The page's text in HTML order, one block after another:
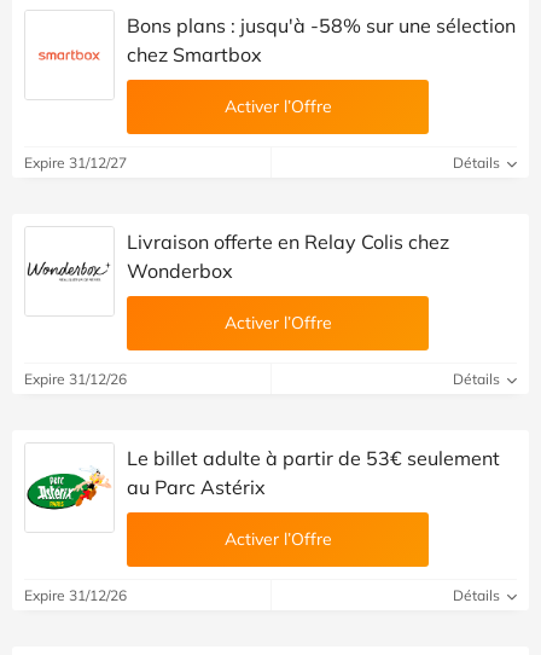
Bons plans : jusqu'à -58% sur une sélection
chez Smartbox
Activer l’Offre
Expire 31/12/27 Détails
Livraison offerte en Relay Colis chez
Wonderbox
Activer l’Offre
Expire 31/12/26 Détails
Le billet adulte à partir de 53€ seulement
au Parc Astérix
Activer l’Offre
Expire 31/12/26 Détails